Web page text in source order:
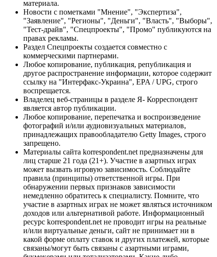
материала.
Новости с пометками "Мнение", "Экспертиза",
"Заявление", "Регионы", "Деньги", "Власть", "Выборы",
"Тест-драйв", "Спецпроекты", "Промо" публикуются на
правах рекламы.
Раздел Спецпроекты создается совместно с
коммерческими партнерами.
Любое копирование, публикация, републикация и
другое распространение информации, которое содержит
ссылку на "Интерфакс-Украина", EPA / UPG, строго
воспрещается.
Владелец веб-страницы в разделе Я- Корреспондент
является автор публикации.
Любое копирование, перепечатка и воспроизведение
фотографий и/или аудиовизуальных материалов,
принадлежащих правообладателю Getty Images, строго
запрещено.
Материалы сайта korrespondent.net предназначены для
лиц старше 21 года (21+). Участие в азартных играх
может вызвать игровую зависимость. Соблюдайте
правила (принципы) ответственной игры. При
обнаружении первых признаков зависимости
немедленно обратитесь к специалисту. Помните, что
участие в азартных играх не может являться источником
доходов или альтернативой работе. Информационный
ресурс korrespondent.net не проводит игры на реальные
и/или виртуальные деньги, сайт не принимает ни в
какой форме оплату ставок и других платежей, которые
связаны/могут быть связаны с азартными играми,